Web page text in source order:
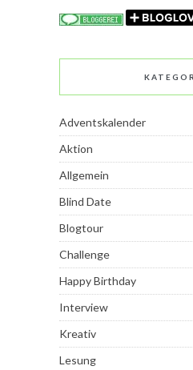
Adventskalender
Aktion
Allgemein
Blind Date
Blogtour
Challenge
Happy Birthday
Interview
Kreativ
Lesung